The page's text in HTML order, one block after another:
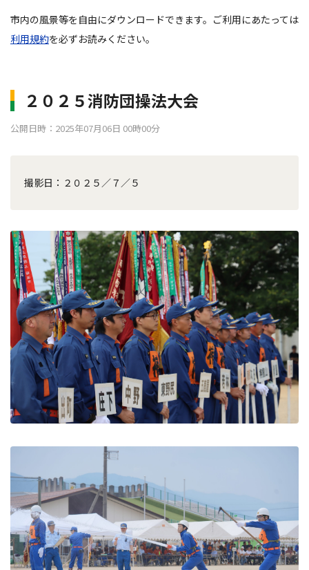
市内の風景等を自由にダウンロードできます。ご利用にあたっては
利用規約を必ずお読みください。
２０２５消防団操法大会
公開日時：2025年07月06日 00時00分
撮影日：２０２５／７／５